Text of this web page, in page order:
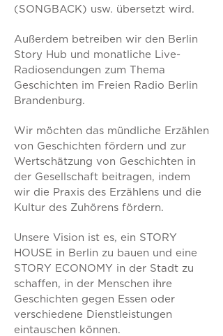
(SONGBACK) usw. übersetzt wird.
Außerdem betreiben wir den Berlin
Story Hub und monatliche Live-
Radiosendungen zum Thema
Geschichten im Freien Radio Berlin
Brandenburg.
Wir möchten das mündliche Erzählen
von Geschichten fördern und zur
Wertschätzung von Geschichten in
der Gesellschaft beitragen, indem
wir die Praxis des Erzählens und die
Kultur des Zuhörens fördern.
Unsere Vision ist es, ein STORY
HOUSE in Berlin zu bauen und eine
STORY ECONOMY in der Stadt zu
schaffen, in der Menschen ihre
Geschichten gegen Essen oder
verschiedene Dienstleistungen
eintauschen können.